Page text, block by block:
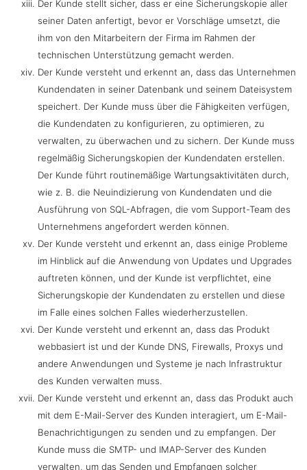
Der Kunde stellt sicher, dass er eine Sicherungskopie aller
seiner Daten anfertigt, bevor er Vorschläge umsetzt, die
ihm von den Mitarbeitern der Firma im Rahmen der
technischen Unterstützung gemacht werden.
Der Kunde versteht und erkennt an, dass das Unternehmen
Kundendaten in seiner Datenbank und seinem Dateisystem
speichert. Der Kunde muss über die Fähigkeiten verfügen,
die Kundendaten zu konfigurieren, zu optimieren, zu
verwalten, zu überwachen und zu sichern. Der Kunde muss
regelmäßig Sicherungskopien der Kundendaten erstellen.
Der Kunde führt routinemäßige Wartungsaktivitäten durch,
wie z. B. die Neuindizierung von Kundendaten und die
Ausführung von SQL-Abfragen, die vom Support-Team des
Unternehmens angefordert werden können.
Der Kunde versteht und erkennt an, dass einige Probleme
im Hinblick auf die Anwendung von Updates und Upgrades
auftreten können, und der Kunde ist verpflichtet, eine
Sicherungskopie der Kundendaten zu erstellen und diese
im Falle eines solchen Falles wiederherzustellen.
Der Kunde versteht und erkennt an, dass das Produkt
webbasiert ist und der Kunde DNS, Firewalls, Proxys und
andere Anwendungen und Systeme je nach Infrastruktur
des Kunden verwalten muss.
Der Kunde versteht und erkennt an, dass das Produkt auch
mit dem E-Mail-Server des Kunden interagiert, um E-Mail-
Benachrichtigungen zu senden und zu empfangen. Der
Kunde muss die SMTP- und IMAP-Server des Kunden
verwalten, um das Senden und Empfangen solcher